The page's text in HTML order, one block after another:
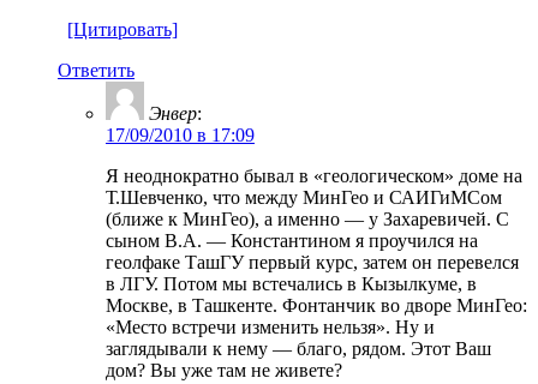
[Цитировать]
Ответить
Энвер:
17/09/2010 в 17:09
Я неоднократно бывал в «геологическом» доме на
Т.Шевченко, что между МинГео и САИГиМСом
(ближе к МинГео), а именно — у Захаревичей. С
сыном В.А. — Константином я проучился на
геолфаке ТашГУ первый курс, затем он перевелся
в ЛГУ. Потом мы встечались в Кызылкуме, в
Москве, в Ташкенте. Фонтанчик во дворе МинГео:
«Место встречи изменить нельзя». Ну и
заглядывали к нему — благо, рядом. Этот Ваш
дом? Вы уже там не живете?